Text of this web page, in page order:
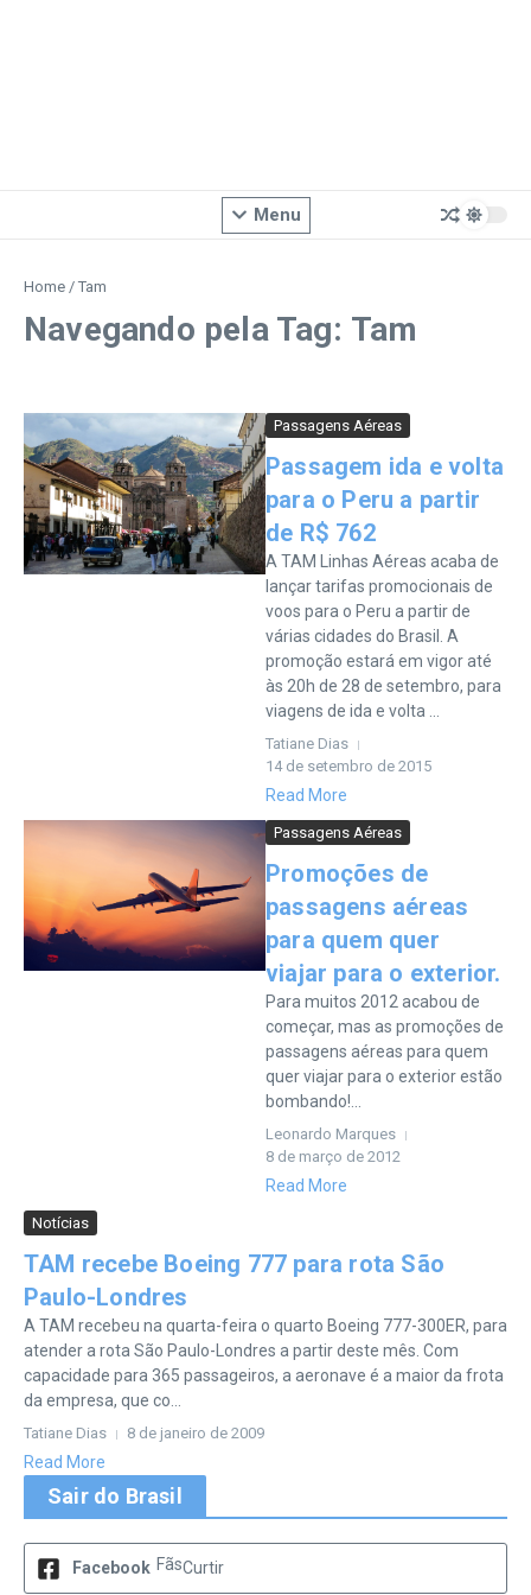
Menu
Home / Tam
Navegando pela Tag: Tam
Passagens Aéreas
Passagem ida e volta
para o Peru a partir
de R$ 762
A TAM Linhas Aéreas acaba de
lançar tarifas promocionais de
voos para o Peru a partir de
várias cidades do Brasil. A
promoção estará em vigor até
às 20h de 28 de setembro, para
viagens de ida e volta ...
Tatiane Dias
14 de setembro de 2015
Read More
Passagens Aéreas
Promoções de
passagens aéreas
para quem quer
viajar para o exterior.
Para muitos 2012 acabou de
começar, mas as promoções de
passagens aéreas para quem
quer viajar para o exterior estão
bombando!...
Leonardo Marques
8 de março de 2012
Read More
Notícias
TAM recebe Boeing 777 para rota São
Paulo-Londres
A TAM recebeu na quarta-feira o quarto Boeing 777-300ER, para
atender a rota São Paulo-Londres a partir deste mês. Com
capacidade para 365 passageiros, a aeronave é a maior da frota
da empresa, que co...
Tatiane Dias 8 de janeiro de 2009
Read More
Sair do Brasil
Facebook FãsCurtir